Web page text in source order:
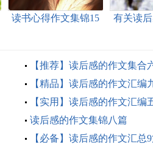
读书心得作文集锦15
有关读
【推荐】读后感的作文集合
【精品】读后感的作文汇编
【实用】读后感的作文汇编
读后感的作文集锦八篇
【必备】读后感的作文汇总